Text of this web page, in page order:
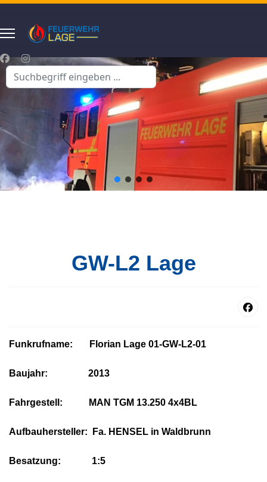
Suchen
...
GW-L2 Lage
Funkrufname: Florian Lage 01-GW-L2-01
Baujahr: 2013
Fahrgestell: MAN TGM 13.250 4x4BL
Aufbauhersteller: Fa. HENSEL in Waldbrunn
Besatzung: 1:5